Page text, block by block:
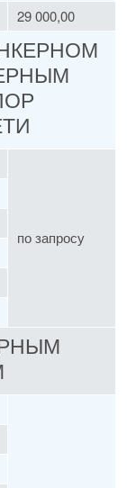
29 000,00
по запросу